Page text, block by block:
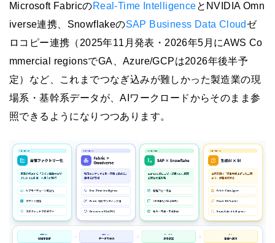
Microsoft FabricのReal-Time IntelligenceとNVIDIA Omn
iverse連携、SnowflakeのSAP Business Data Cloud ゼ
ロコピー連携（2025年11月発表・2026年5月にAWS Co
mmercial regionsでGA、Azure/GCPは2026年後半予
定）など、これまでつなぎ込みが難しかった製造業の現
場系・基幹系データが、AIワークロードからそのまま参
照できるようになりつつあります。